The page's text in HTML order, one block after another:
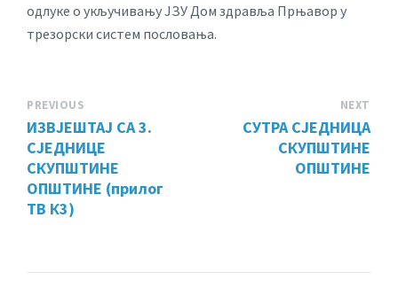
одлуке о укључивању ЈЗУ Дом здравља Прњавор у
трезорски систем пословања.
PREVIOUS
ИЗВЈЕШТАЈ СА 3.
СЈЕДНИЦЕ
СКУПШТИНЕ
ОПШТИНЕ (прилог
ТВ К3)
NEXT
СУТРА СЈЕДНИЦА
СКУПШТИНЕ
ОПШТИНЕ